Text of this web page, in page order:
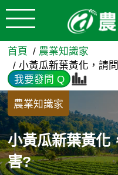
跳到主要內容
小黃瓜新葉
首頁
農業知識家
小黃瓜新葉黃化，請
我要發問 Q
農業知識家
小黃瓜新葉黃化
害?